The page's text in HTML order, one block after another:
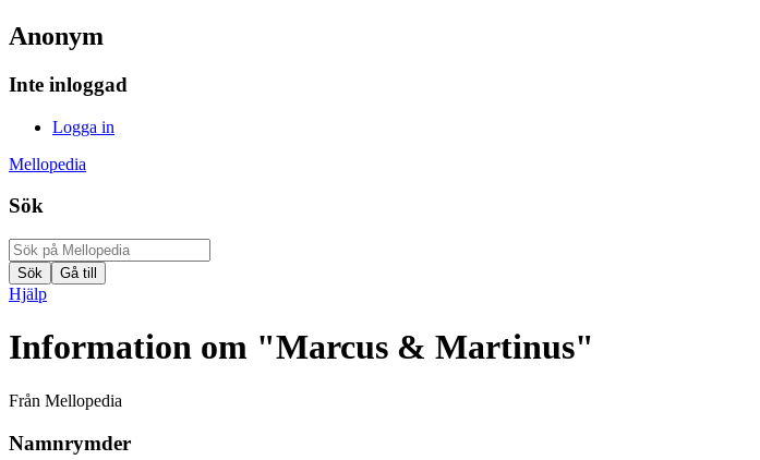
Anonym
Inte inloggad
Logga in
Mellopedia
Sök
Hjälp
Information om "Marcus & Martinus"
Från Mellopedia
Namnrymder